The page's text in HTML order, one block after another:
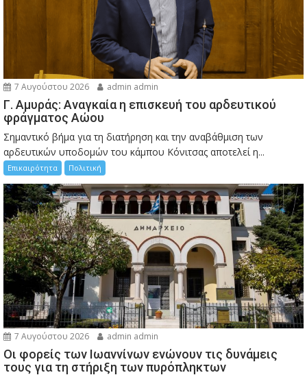
7 Αυγούστου 2026 admin admin
Γ. Αμυράς: Αναγκαία η επισκευή του αρδευτικού
φράγματος Αώου
Σημαντικό βήμα για τη διατήρηση και την αναβάθμιση των
αρδευτικών υποδομών του κάμπου Κόνιτσας αποτελεί η...
Επικαιρότητα Πολιτική
7 Αυγούστου 2026 admin admin
Οι φορείς των Ιωαννίνων ενώνουν τις δυνάμεις
τους για τη στήριξη των πυρόπληκτων